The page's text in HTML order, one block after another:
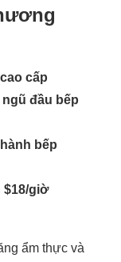
cấp
đầu bếp
bếp
$18/giờ
ẩm thực và